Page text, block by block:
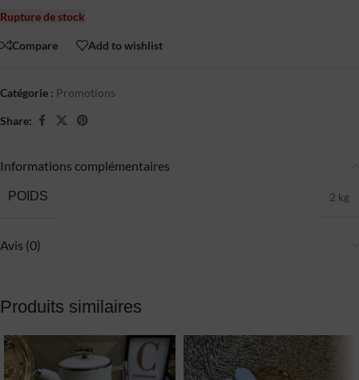
Rupture de stock
Compare Add to wishlist
Catégorie : Promotions
Share:
Informations complémentaires
POIDS 2 kg
Avis (0)
Produits similaires